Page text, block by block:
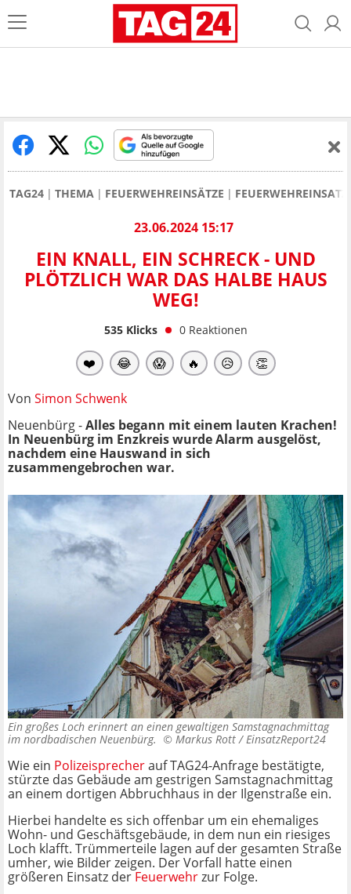
TAG24 THEMA FEUERWEHREINSÄTZE
23.06.2024 15:17
EIN KNALL, EIN SCHRECK - UND
PLÖTZLICH WAR DAS HALBE HAUS
WEG!
535Klicks 0 Reaktionen
❤️ 😂 😱 🔥 😥 👏
Von Simon Schwenk
Neuenbürg -Alles begann mit einem lauten Krachen!
In Neuenbürg im Enzkreis wurde Alarm ausgelöst,
nachdem eine Hauswand in sich
zusammengebrochen war.
Ein großes Loch erinnert an einen gewaltigen Samstagnachmittag
im nordbadischen Neuenbürg. © Markus Rott / EinsatzReport24
Wie ein Polizeisprecherauf TAG24-Anfrage bestätigte,
stürzte das Gebäude am gestrigen Samstagnachmittag
an einem dortigen Abbruchhaus in der Ilgenstraße ein.
Hierbei handelte es sich offenbar um ein ehemaliges
Wohn- und Geschäftsgebäude, in dem nun ein riesiges
Loch klafft. Trümmerteile lagen auf der gesamten Straße
umher, wie Bilder zeigen. Der Vorfall hatte einen
größeren Einsatz der Feuerwehrzur Folge.